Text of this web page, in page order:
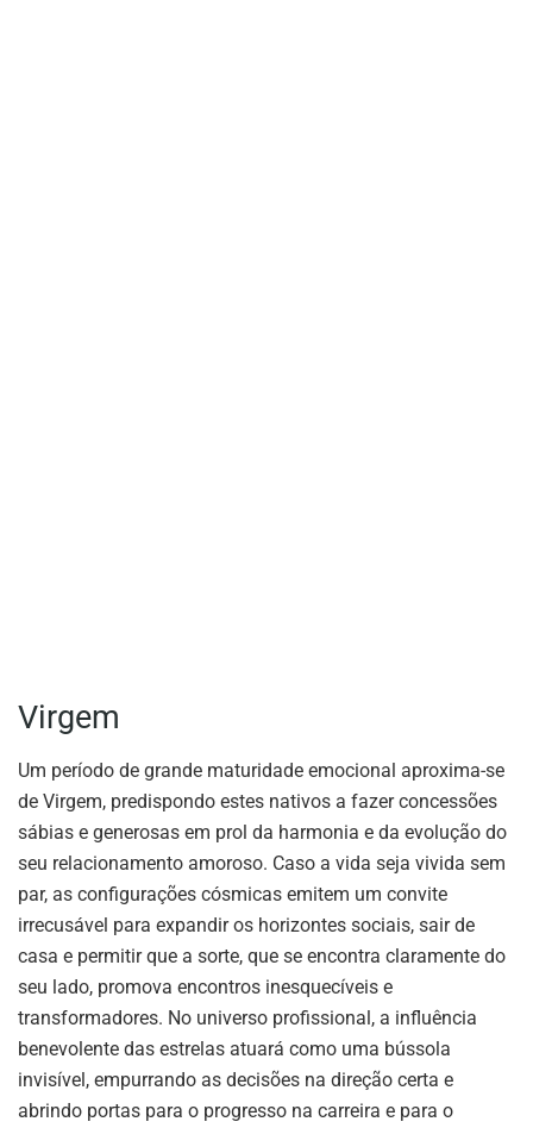
Virgem
Um período de grande maturidade emocional aproxima-se
de Virgem, predispondo estes nativos a fazer concessões
sábias e generosas em prol da harmonia e da evolução do
seu relacionamento amoroso. Caso a vida seja vivida sem
par, as configurações cósmicas emitem um convite
irrecusável para expandir os horizontes sociais, sair de
casa e permitir que a sorte, que se encontra claramente do
seu lado, promova encontros inesquecíveis e
transformadores. No universo profissional, a influência
benevolente das estrelas atuará como uma bússola
invisível, empurrando as decisões na direção certa e
abrindo portas para o progresso na carreira e para o